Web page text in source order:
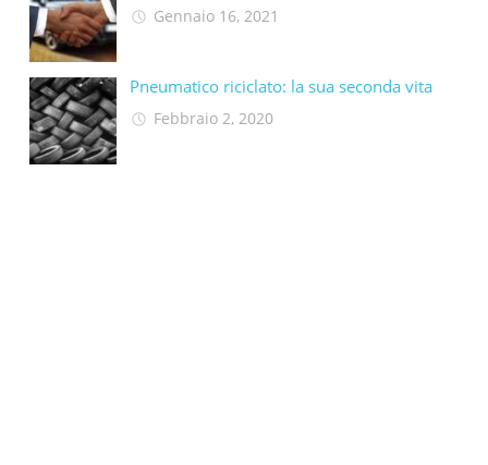
Gennaio 16, 2021
Pneumatico riciclato: la sua seconda vita​
Febbraio 2, 2020